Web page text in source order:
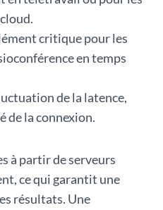
critique pour les
en temps
de la latence,
de la connexion.
à partir de serveurs
ce qui garantit une
résultats. Une